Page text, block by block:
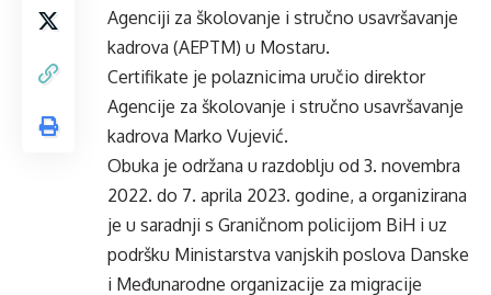
Agenciji za školovanje i stručno usavršavanje
kadrova (AEPTM) u Mostaru.
Certifikate je polaznicima uručio direktor
Agencije za školovanje i stručno usavršavanje
kadrova Marko Vujević.
Obuka je održana u razdoblju od 3. novembra
2022. do 7. aprila 2023. godine, a organizirana
je u saradnji s Graničnom policijom BiH i uz
podršku Ministarstva vanjskih poslova Danske
i Međunarodne organizacije za migracije